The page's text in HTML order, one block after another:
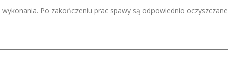
Po zakończeniu prac spawy są odpowiednio oczyszczane